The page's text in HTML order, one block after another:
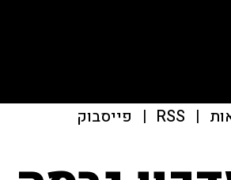
|
RSS
| פייסבוק